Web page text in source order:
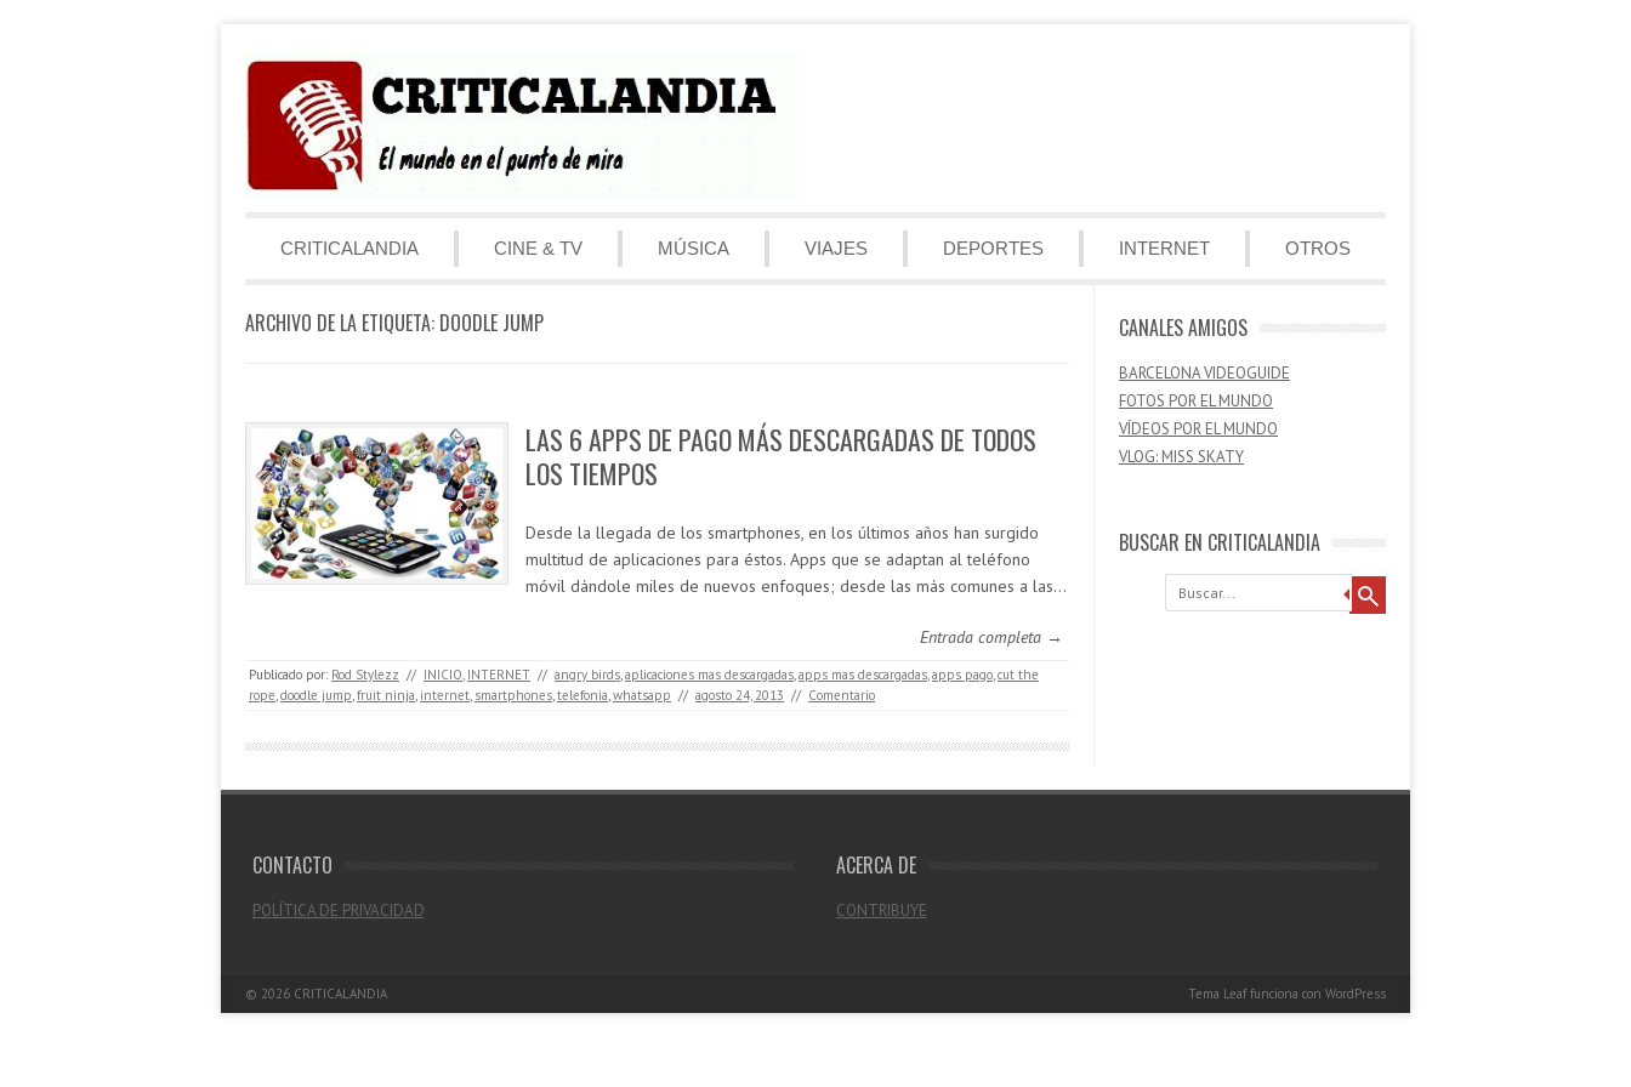
Menú
CRITICALANDIA
CINE & TV MÚSICA VIAJES DEPORTES INTERNET OTROS
ARCHIVO DE LA ETIQUETA: DOODLE JUMP
LAS 6 APPS DE PAGO MÁS DESCARGADAS DE TODOS
LOS TIEMPOS
Desde la llegada de los smartphones, en los últimos años han surgido
multitud de aplicaciones para éstos. Apps que se adaptan al teléfono
móvil dándole miles de nuevos enfoques; desde las más comunes a las…
Entrada completa →
Publicado por: Rod Stylezz // INICIO, INTERNET // angry birds,aplicaciones mas descargadas,apps mas descargadas,apps pago,cut the
rope,doodle jump,fruit ninja, internet, smartphones,telefonia,whatsapp // agosto 24, 2013 // Comentario
CANALES AMIGOS
BARCELONA VIDEOGUIDE
FOTOS POR EL MUNDO
VÍDEOS POR EL MUNDO
VLOG: MISS SKATY
BUSCAR EN CRITICALANDIA
Buscar
CONTACTO
POLÍTICA DE PRIVACIDAD
ACERCA DE
CONTRIBUYE
© 2026 CRITICALANDIA Tema Leaffunciona con WordPress